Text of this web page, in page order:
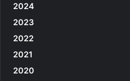
2024
2023
2022
2021
2020